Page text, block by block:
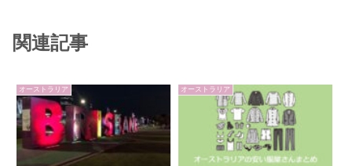
関連記事
オーストラリア オーストラリア